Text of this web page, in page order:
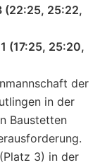
(22:25, 25:22,
(17:25, 25:20,
der
in der
Baustetten
3) in der